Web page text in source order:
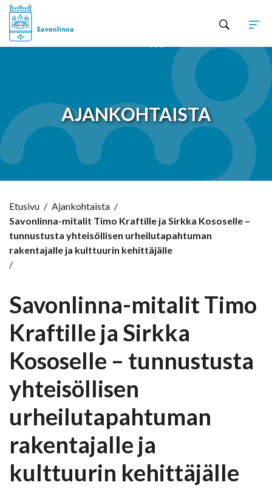
AJANKOHTAISTA
Etusivu / Ajankohtaista /
Savonlinna-mitalit Timo Kraftille ja Sirkka Kososelle –
tunnustusta yhteisöllisen urheilutapahtuman
rakentajalle ja kulttuurin kehittäjälle
/
Savonlinna-mitalit Timo
Kraftille ja Sirkka
Kososelle – tunnustusta
yhteisöllisen
urheilutapahtuman
rakentajalle ja
kulttuurin kehittäjälle